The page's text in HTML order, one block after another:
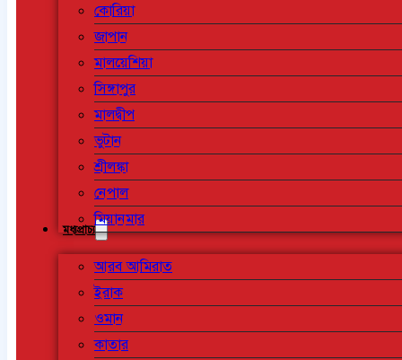
কোরিয়া
জাপান
মালয়েশিয়া
সিঙ্গাপুর
মালদ্বীপ
ভুটান
শ্রীলঙ্কা
নেপাল
মিয়ানমার
মধ্যপ্রাচ্য
আরব আমিরাত
ইরাক
ওমান
কাতার